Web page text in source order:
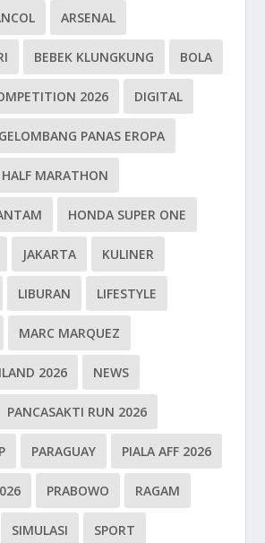
ARSENAL
BEBEK KLUNGKUNG BOLA
2026 DIGITAL
GELOMBANG PANAS EROPA
HALF MARATHON
HONDA SUPER ONE
JAKARTA KULINER
LIBURAN LIFESTYLE
MARC MARQUEZ
2026 NEWS
PANCASAKTI RUN 2026
PARAGUAY PIALA AFF 2026
PRABOWO RAGAM
SIMULASI SPORT